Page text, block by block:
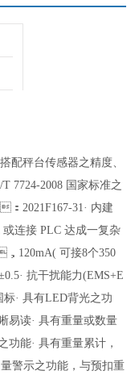
秤台传感器之精度、
T 7724-2008 国家标准之
：2021F167-31· 内建
或连接 PLC 达成一复杂
，120mA( 可接8个350
· 抗干扰能力(EMS+E
标· 具有LED背光之功
易读· 具有重量或数量
之功能· 具有重量累计，
之功能，与预扣重